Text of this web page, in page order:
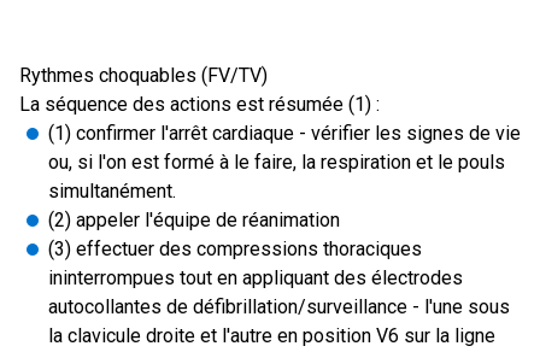
Rythmes choquables (FV/TV)
La séquence des actions est résumée (1) :
(1) confirmer l'arrêt cardiaque - vérifier les signes de vie
ou, si l'on est formé à le faire, la respiration et le pouls
simultanément.
(2) appeler l'équipe de réanimation
(3) effectuer des compressions thoraciques
ininterrompues tout en appliquant des électrodes
autocollantes de défibrillation/surveillance - l'une sous
la clavicule droite et l'autre en position V6 sur la ligne